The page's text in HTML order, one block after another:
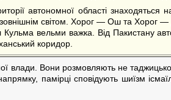
автономної області знаходяться
світом. Хорог — Ош та Хорог
вельми важка. Від Пакистану
коридор.
влади. Вони розмовляють не
памірці сповідують шиїзм